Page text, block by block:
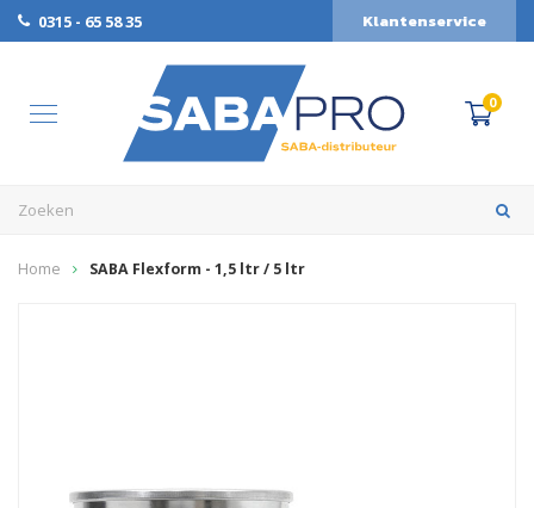
0315 - 65 58 35 Klantenservice
0
Home SABA Flexform - 1,5 ltr / 5 ltr